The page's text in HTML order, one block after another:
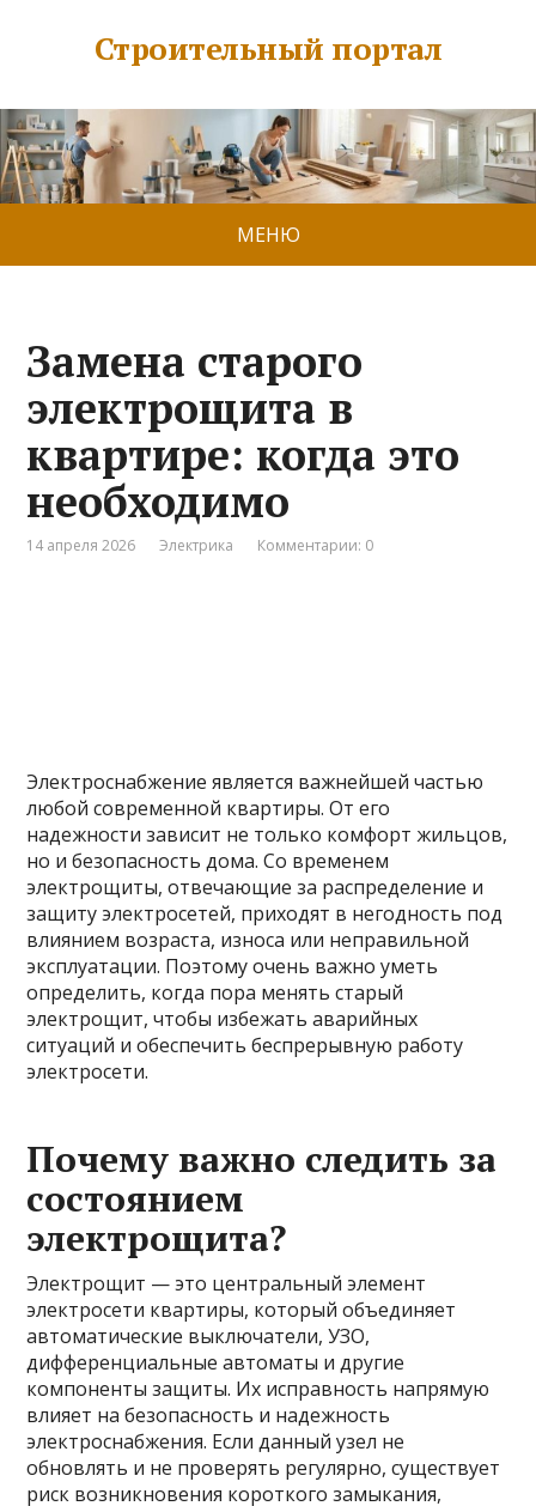
Строительный портал
МЕНЮ
Замена старого
электрощита в
квартире: когда это
необходимо
14 апреля 2026 Электрика Комментарии: 0
Электроснабжение является важнейшей частью
любой современной квартиры. От его
надежности зависит не только комфорт жильцов,
но и безопасность дома. Со временем
электрощиты, отвечающие за распределение и
защиту электросетей, приходят в негодность под
влиянием возраста, износа или неправильной
эксплуатации. Поэтому очень важно уметь
определить, когда пора менять старый
электрощит, чтобы избежать аварийных
ситуаций и обеспечить беспрерывную работу
электросети.
Почему важно следить за
состоянием
электрощита?
Электрощит — это центральный элемент
электросети квартиры, который объединяет
автоматические выключатели, УЗО,
дифференциальные автоматы и другие
компоненты защиты. Их исправность напрямую
влияет на безопасность и надежность
электроснабжения. Если данный узел не
обновлять и не проверять регулярно, существует
риск возникновения короткого замыкания,